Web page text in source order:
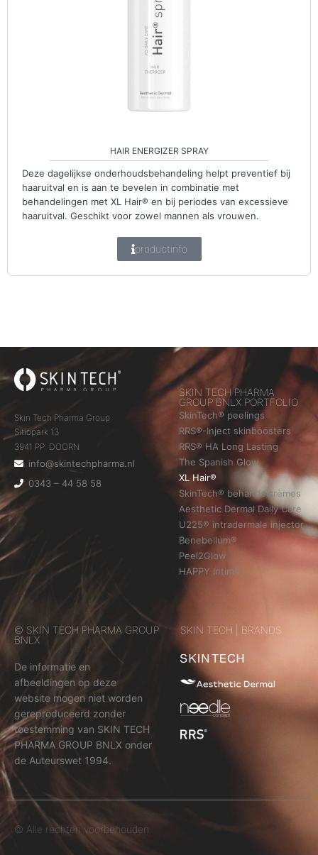
HAIR ENERGIZER SPRAY
Deze dagelijkse onderhoudsbehandeling helpt preventief bij
haaruitval en is aan te bevelen in combinatie met
behandelingen met XL Hair® en bij periodes van excessieve
haaruitval. Geschikt voor zowel mannen als vrouwen.
productinfo
Skin Tech Pharma Group
Sitiopark 13
3941 PP DOORN
info@skintechpharma.nl
0343 – 44 58 58
SKIN TECH PHARMA
GROUP BNLX PORTFOLIO
SkinTech® peelings
RRS®-Inject skinboosters
RRS® HA Long Lasting
The Spanish Glow
XL Hair®
SkinTech® behandelcrèmes
Aesthetic Dermal Daily Care
U225® intradermale injector
Benebellum®
Peel2Glow
HAPPY Intim®
© SKIN TECH PHARMA GROUP
BNLX
De informatie en
afbeeldingen op deze
website mogen niet worden
gereproduceerd zonder
toestemming van SKIN TECH
PHARMA GROUP BNLX onder
de Auteurswet 1994.
SKIN TECH | BRANDS
© Alle rechten voorbehouden.